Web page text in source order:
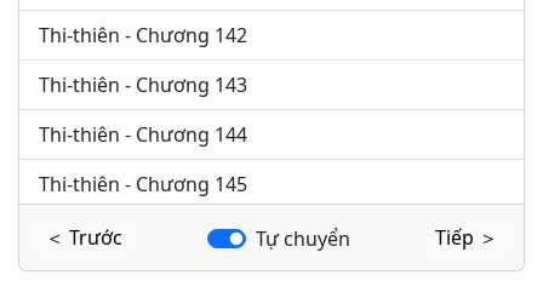
Thi-thiên - Chương 142
Thi-thiên - Chương 143
Thi-thiên - Chương 144
Thi-thiên - Chương 145
Thi-thiên - Chương 146
＜ Trước Tự chuyển Tiếp ＞